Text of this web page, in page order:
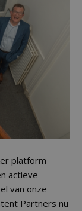
platform
actieve
van onze
Partners nu